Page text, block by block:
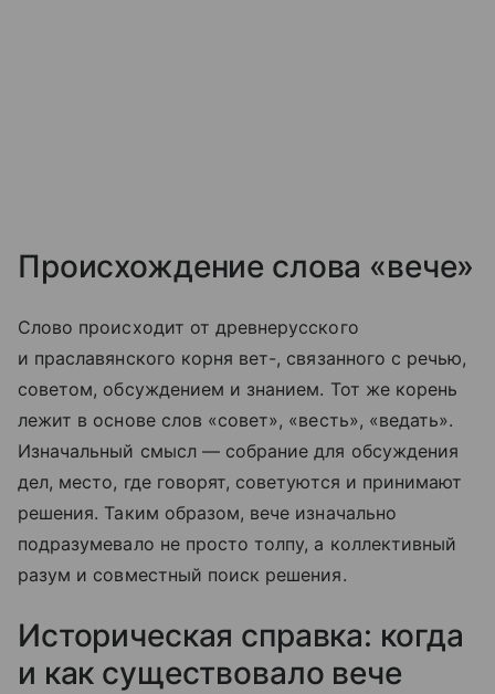
Происхождение слова «вече»
Слово происходит от древнерусского
и праславянского корня вет-, связанного с речью,
советом, обсуждением и знанием. Тот же корень
лежит в основе слов «совет», «весть», «ведать».
Изначальный смысл — собрание для обсуждения
дел, место, где говорят, советуются и принимают
решения. Таким образом, вече изначально
подразумевало не просто толпу, а коллективный
разум и совместный поиск решения.
Историческая справка: когда
и как существовало вече